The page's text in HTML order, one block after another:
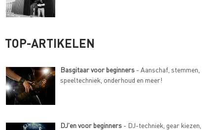
TOP-ARTIKELEN
Basgitaar voor beginners - Aanschaf, stemmen,
speeltechniek, onderhoud en meer!
DJ'en voor beginners - DJ-techniek, gear kiezen,